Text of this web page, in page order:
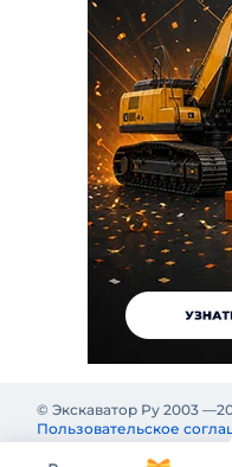
© Экскаватор Ру 2003 —
Пользовательское
Политика